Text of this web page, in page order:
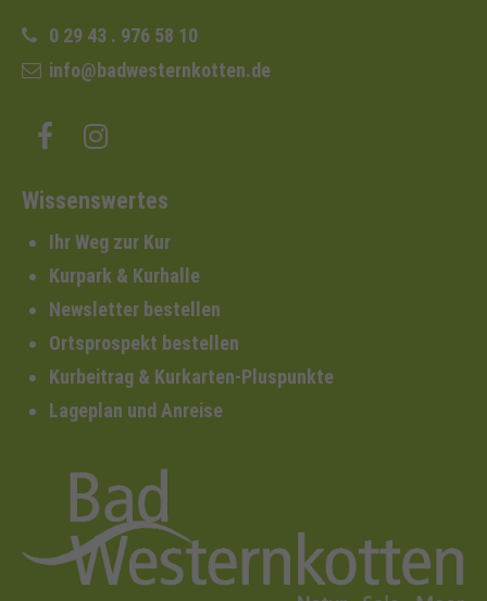
0 29 43 . 976 58 10
info@badwesternkotten.de
Wissenswertes
Ihr Weg zur Kur
Kurpark & Kurhalle
Newsletter bestellen
Ortsprospekt bestellen
Kurbeitrag & Kurkarten-Pluspunkte
Lageplan und Anreise